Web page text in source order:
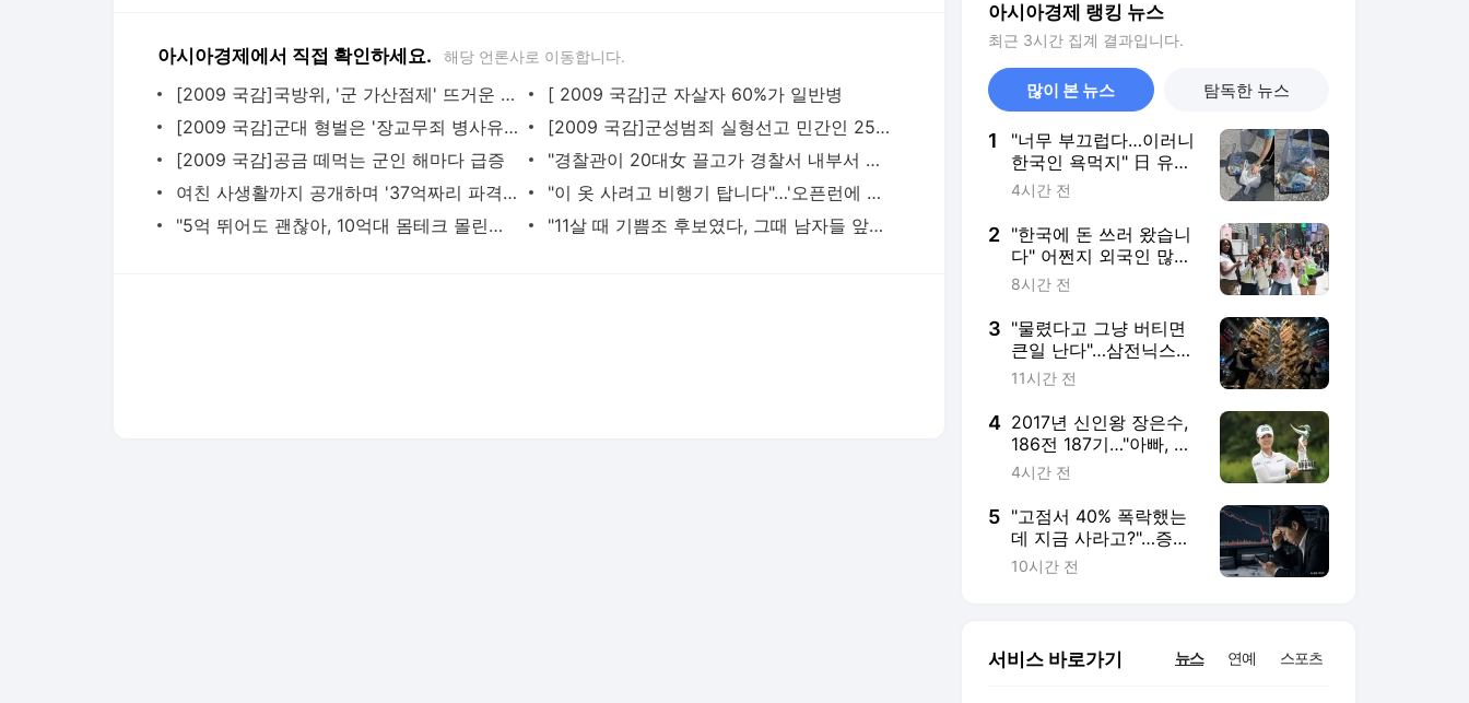
"5억 뛰어도 괜찮아, 10억대 몸테크 몰린다"…중저가 재건축 단지 고가낙찰 행렬[부동산AtoZ]
아시아경제 랭킹 뉴스
최근 3시간 집계 결과입니다.
많이 본 뉴스 탐독한 뉴스
1
"너무 부끄럽다…이러니
한국인 욕먹지" 日 유명
관광지서 발견된 쓰레기
4시간 전
2 "한국에 돈 쓰러 왔습니
다" 어쩐지 외국인 많더
라…몰려오는 관광객에
8시간 전
3 "물렸다고 그냥 버티면
큰일 난다"…삼전닉스
레버리지, 원금 회복 빨
11시간 전
4 2017년 신인왕 장은수,
186전 187기…"아빠, 나
우승했어"
4시간 전
5 "고점서 40% 폭락했는
데 지금 사라고?"…증권
가가 다시 찍은 '이 종
10시간 전
서비스 바로가기 뉴스 연예 스포츠